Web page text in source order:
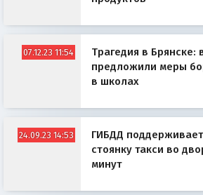
07.12.23 11:54
Трагедия в Брянске:
предложили меры
в школах
24.09.23 14:53
ГИБДД
стоянку такси во
минут